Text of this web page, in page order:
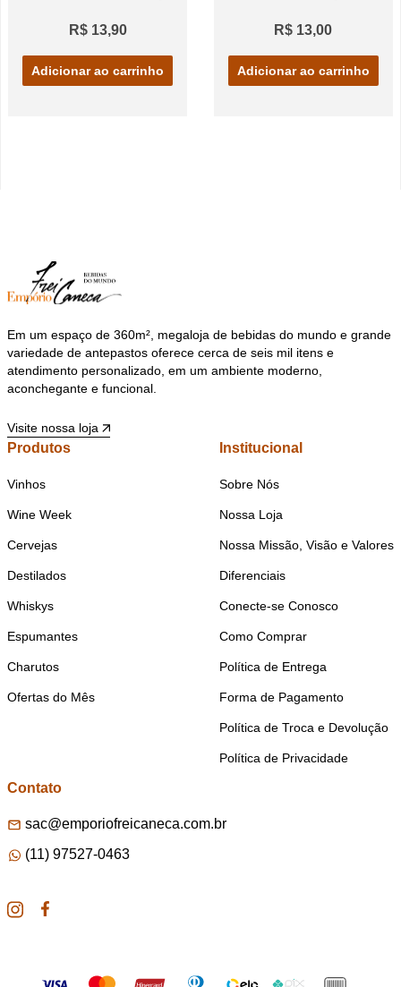
R$ 13,90
Adicionar ao carrinho
R$ 13,00
Adicionar ao carrinho
Em um espaço de 360m², megaloja de bebidas do mundo e grande
variedade de antepastos oferece cerca de seis mil itens e
atendimento personalizado, em um ambiente moderno,
aconchegante e funcional.
Visite nossa loja
Produtos
Vinhos
Wine Week
Cervejas
Destilados
Whiskys
Espumantes
Charutos
Ofertas do Mês
Institucional
Sobre Nós
Nossa Loja
Nossa Missão, Visão e Valores
Diferenciais
Conecte-se Conosco
Como Comprar
Política de Entrega
Forma de Pagamento
Política de Troca e Devolução
Política de Privacidade
Contato
sac@emporiofreicaneca.com.br
(11) 97527-0463